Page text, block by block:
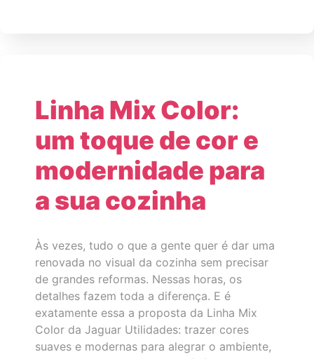
Linha Mix Color:
um toque de cor e
modernidade para
a sua cozinha
Às vezes, tudo o que a gente quer é dar uma
renovada no visual da cozinha sem precisar
de grandes reformas. Nessas horas, os
detalhes fazem toda a diferença. E é
exatamente essa a proposta da Linha Mix
Color da Jaguar Utilidades: trazer cores
suaves e modernas para alegrar o ambiente,